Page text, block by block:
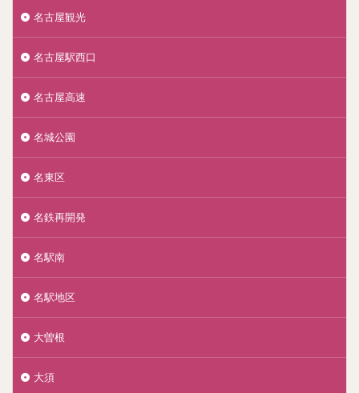
名古屋観光
名古屋駅西口
名古屋高速
名城公園
名東区
名鉄再開発
名駅南
名駅地区
大曽根
大須